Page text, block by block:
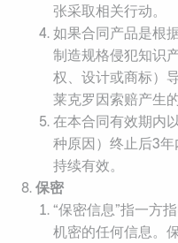
张采取相关行动。
如果合同产品是根
制造规格侵犯知识
权、设计或商标）
莱克罗因索赔产生
在本合同有效期内
种原因）终止后3
持续有效。
保密
“保密信息”指一方
机密的任何信息。